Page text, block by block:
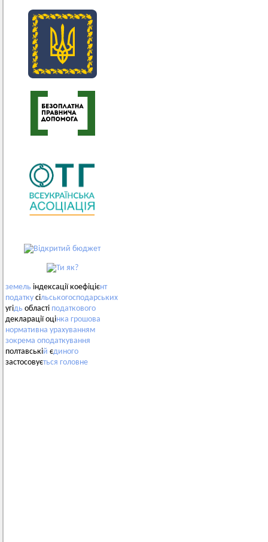
земель індексації коефіцієнт
податку сільськогосподарських
угідь області податкового
декларації оцінка грошова
нормативна урахуванням
зокрема оподаткування
полтавській єдиного
застосовується головне